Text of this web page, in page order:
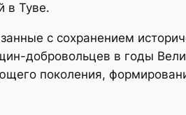
в Туве.
с сохранением
добровольцев в годы
поколения,